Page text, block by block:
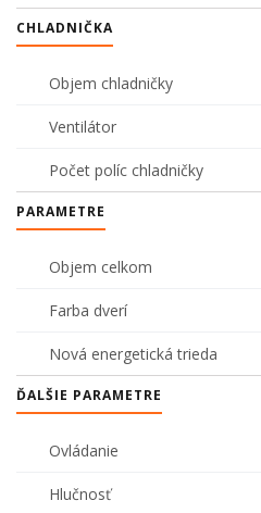
CHLADNIČKA
Objem chladničky
Ventilátor
Počet políc chladničky
PARAMETRE
Objem celkom
Farba dverí
Nová energetická trieda
ĎALŠIE PARAMETRE
Ovládanie
Hlučnosť